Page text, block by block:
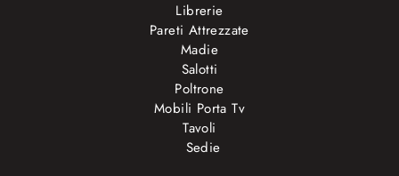
Librerie
Pareti Attrezzate
Madie
Salotti
Poltrone
Mobili Porta Tv
Tavoli
Sedie